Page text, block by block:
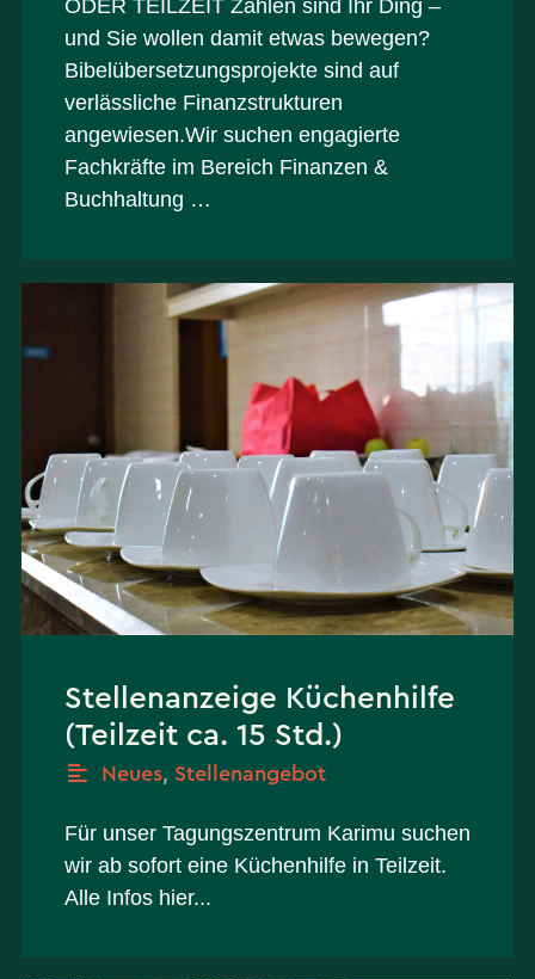
ODER TEILZEIT Zahlen sind Ihr Ding –
und Sie wollen damit etwas bewegen?
Bibelübersetzungsprojekte sind auf
verlässliche Finanzstrukturen
angewiesen.Wir suchen engagierte
Fachkräfte im Bereich Finanzen &
Buchhaltung …
Stellenanzeige Küchenhilfe
(Teilzeit ca. 15 Std.)
Neues, Stellenangebot
Für unser Tagungszentrum Karimu suchen
wir ab sofort eine Küchenhilfe in Teilzeit.
Alle Infos hier...